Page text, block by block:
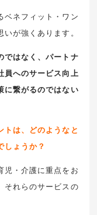
ベネフィット・ワン
が強くあります。
ではなく、パートナ
員へのサービス向上
に繋がるのではない
は、どのようなと
しょうか？
児・介護に重点をお
それらのサービスの